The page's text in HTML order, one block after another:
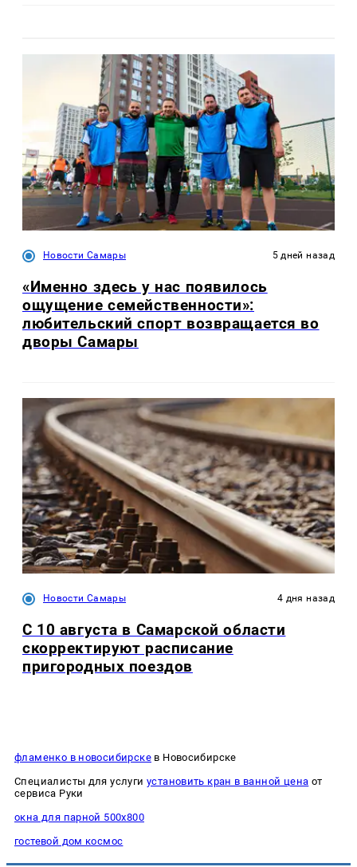
Новости Самары 5 дней назад
«Именно здесь у нас появилось
ощущение семейственности»:
любительский спорт возвращается во
дворы Самары
Новости Самары 4 дня назад
С 10 августа в Самарской области
скорректируют расписание
пригородных поездов
фламенко в новосибирскев Новосибирске
Специалисты для услуги установить кран в ванной цена от
сервиса Руки
окна для парной 500х800
гостевой дом космос